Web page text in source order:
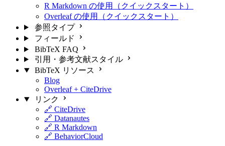
R Markdown の使用（クイックスタート）
Overleaf の使用（クイックスタート）
参照タイプ
フィールド
BibTeX FAQ
引用・参考文献スタイル
BibTeX リソース
Blog
Overleaf + CiteDrive
リンク
🔗 CiteDrive
🔗 Datanautes
🔗 R Markdown
🔗 BehaviorCloud